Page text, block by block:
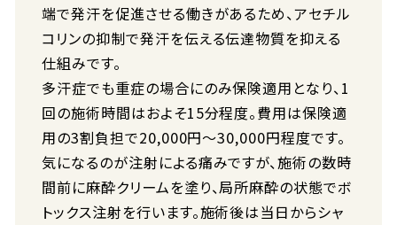
端で発汗を促進させる働きがあるため、アセチル
コリンの抑制で発汗を伝える伝達物質を抑える
仕組みです。
多汗症でも重症の場合にのみ保険適用となり、1
回の施術時間はおよそ15分程度。費用は保険適
用の3割負担で20,000円～30,000円程度です。
気になるのが注射による痛みですが、施術の数時
間前に麻酔クリームを塗り、局所麻酔の状態でボ
トックス注射を行います。施術後は当日からシャ